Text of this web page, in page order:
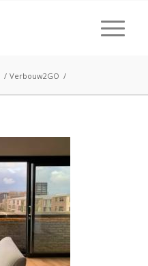
/ Verbouw2GO /